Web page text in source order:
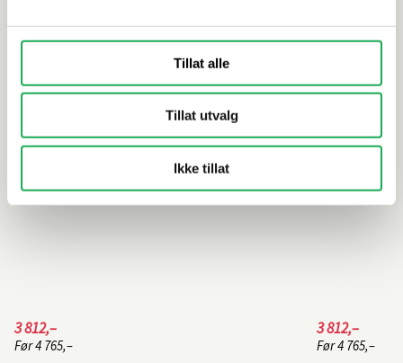
Tillat alle
Tillat utvalg
Ikke tillat
3 812,–
Før4 765,–
3 812,–
Før4 765,–